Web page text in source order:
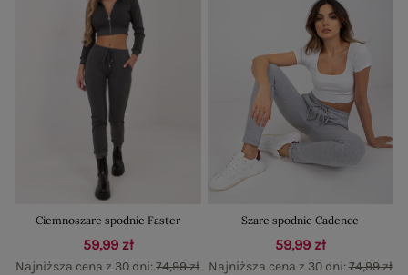
Ciemnoszare spodnie Faster
59,99 zł
Najniższa cena z 30 dni:74,99 zł
Szare spodnie Cadence
59,99 zł
Najniższa cena z 30 dni:74,99 zł